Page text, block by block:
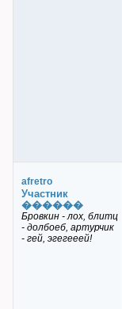
afretro
Участник
������
Бровкин - лох, блитц
- долбоеб, артурчик
- гей, эгегееей!